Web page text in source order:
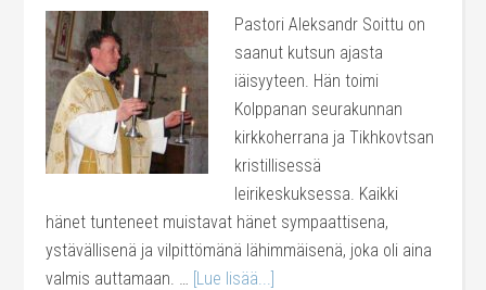
Pastori Aleksandr Soittu on
saanut kutsun ajasta
iäisyyteen. Hän toimi
Kolppanan seurakunnan
kirkkoherrana ja Tikhkovtsan
kristillisessä
leirikeskuksessa. Kaikki
hänet tunteneet muistavat hänet sympaattisena,
ystävällisenä ja vilpittömänä lähimmäisenä, joka oli aina
valmis auttamaan. … [Lue lisää...]